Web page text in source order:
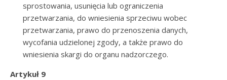
sprostowania, usunięcia lub ograniczenia
przetwarzania, do wniesienia sprzeciwu wobec
przetwarzania, prawo do przenoszenia danych,
wycofania udzielonej zgody, a także prawo do
wniesienia skargi do organu nadzorczego.
Artykuł 9